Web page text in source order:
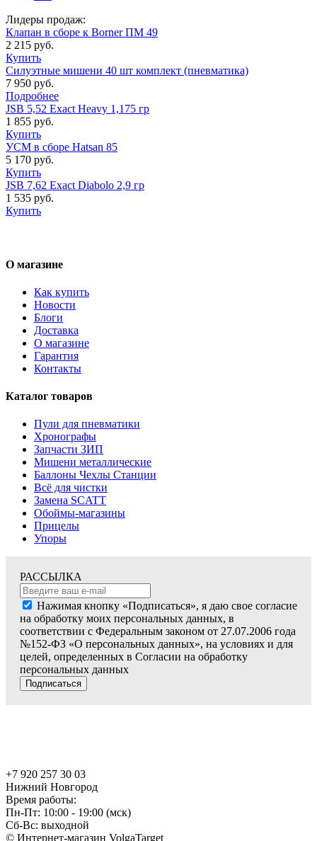
Лидеры продаж:
Клапан в сборе к Borner ПМ 49
2 215 руб.
Купить
Силуэтные мишени 40 шт комплект (пневматика)
7 950 руб.
Подробнее
JSB 5,52 Exact Heavy 1,175 гр
1 855 руб.
Купить
УСМ в сборе Hatsan 85
5 170 руб.
Купить
JSB 7,62 Exact Diabolo 2,9 гр
1 535 руб.
Купить
О магазине
Как купить
Новости
Блоги
Доставка
О магазине
Гарантия
Контакты
Каталог товаров
Пули для пневматики
Хронографы
Запчасти ЗИП
Мишени металлические
Баллоны Чехлы Станции
Всё для чистки
Замена SCATT
Обоймы-магазины
Прицелы
Упоры
РАССЫЛКА
Нажимая кнопку «Подписаться», я даю свое согласие
на обработку моих персональных данных, в
соответствии с Федеральным законом от 27.07.2006 года
№152-ФЗ «О персональных данных», на условиях и для
целей, определенных в Согласии на обработку
персональных данных
Подписаться
+7 920 257 30 03
Нижний Новгород
Время работы:
Пн-Пт: 10:00 - 19:00 (мск)
Сб-Вс: выходной
© Интернет-магазин VolgaTarget